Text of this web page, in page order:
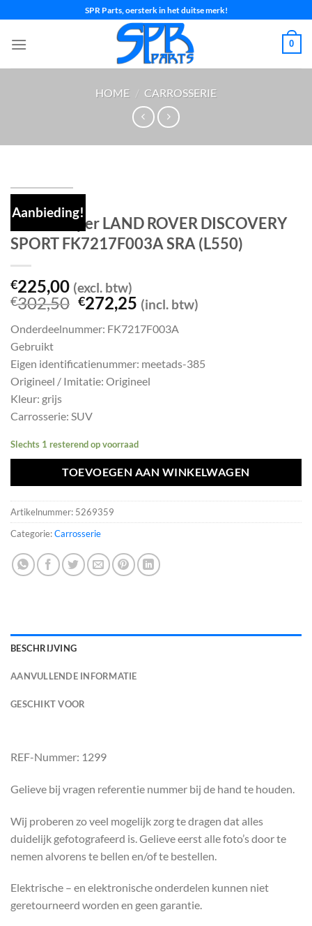
inhoud
SPR Parts, oersterk in het duitse merk!
0
HOME / CARROSSERIE
Aanbieding!
Voorbumper LAND ROVER DISCOVERY
SPORT FK7217F003A SRA (L550)
€225,00 (excl. btw)
€302,50 Oorspronkelijke
was:
€272,25 Huidige
prijs
is:
(incl. btw)
Onderdeelnummer: FK7217F003A
Gebruikt
Eigen identificatienummer: meetads-385
Origineel / Imitatie: Origineel
Kleur: grijs
Carrosserie: SUV
Slechts 1 resterend op voorraad
TOEVOEGEN AAN WINKELWAGEN
Artikelnummer: 5269359
Categorie:Carrosserie
BESCHRIJVING
AANVULLENDE INFORMATIE
GESCHIKT VOOR
REF-Nummer: 1299
Gelieve bij vragen referentie nummer bij de hand te houden.
Wij proberen zo veel mogelijk zorg te dragen dat alles
duidelijk gefotografeerd is. Gelieve eerst alle foto’s door te
nemen alvorens te bellen en/of te bestellen.
Elektrische – en elektronische onderdelen kunnen niet
geretourneerd worden en geen garantie.